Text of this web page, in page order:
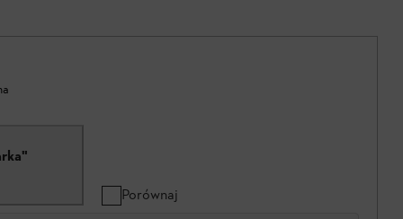
Porównaj